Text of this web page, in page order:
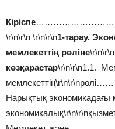
Кіріспе
\r\n\r\n \r\n\r\n1-тарау.
мемлекеттің рөліне\r\n\r\n
көзқарастар\r\n\r\n1.1.
Нарықтық экономикадағы